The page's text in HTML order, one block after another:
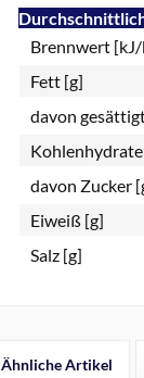
Brennwert
Fett [g]
davon
davon Zucker
Eiweiß [g]
Salz [g]
Ähnliche Artikel